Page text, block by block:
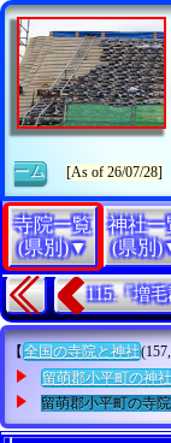
ーム
[As of 26/07/28]
寺院一覧
(県別)▼
神社一
(県別
115.『増
【 全国の寺院と神社
留萌郡小平町の神社
留萌郡小平町の寺院